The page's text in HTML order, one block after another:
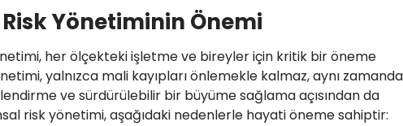
Yönetiminin Önemi
her ölçekteki işletme ve bireyler için kritik bir öneme
yalnızca mali kayıpları önlemekle kalmaz, aynı zamanda
ve sürdürülebilir bir büyüme sağlama açısından da
risk yönetimi, aşağıdaki nedenlerle hayati öneme sahiptir: